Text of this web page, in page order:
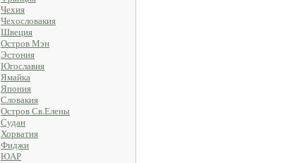
Чехия
Чехословакия
Швеция
Остров Мэн
Эстония
Югославия
Ямайка
Япония
Словакия
Остров Св.Елены
Судан
Хорватия
Фиджи
ЮАР